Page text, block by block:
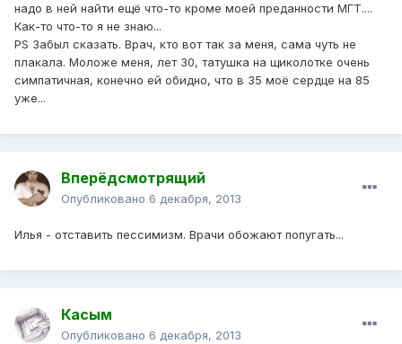
надо в ней найти ещё что-то кроме моей преданности МГТ....
Как-то что-то я не знаю...
PS Забыл сказать. Врач, кто вот так за меня, сама чуть не
плакала. Моложе меня, лет 30, татушка на щиколотке очень
симпатичная, конечно ей обидно, что в 35 моё сердце на 85
уже...
Вперёдсмотрящий
Опубликовано 6 декабря, 2013
Илья - отставить пессимизм. Врачи обожают попугать...
Касым
Опубликовано 6 декабря, 2013